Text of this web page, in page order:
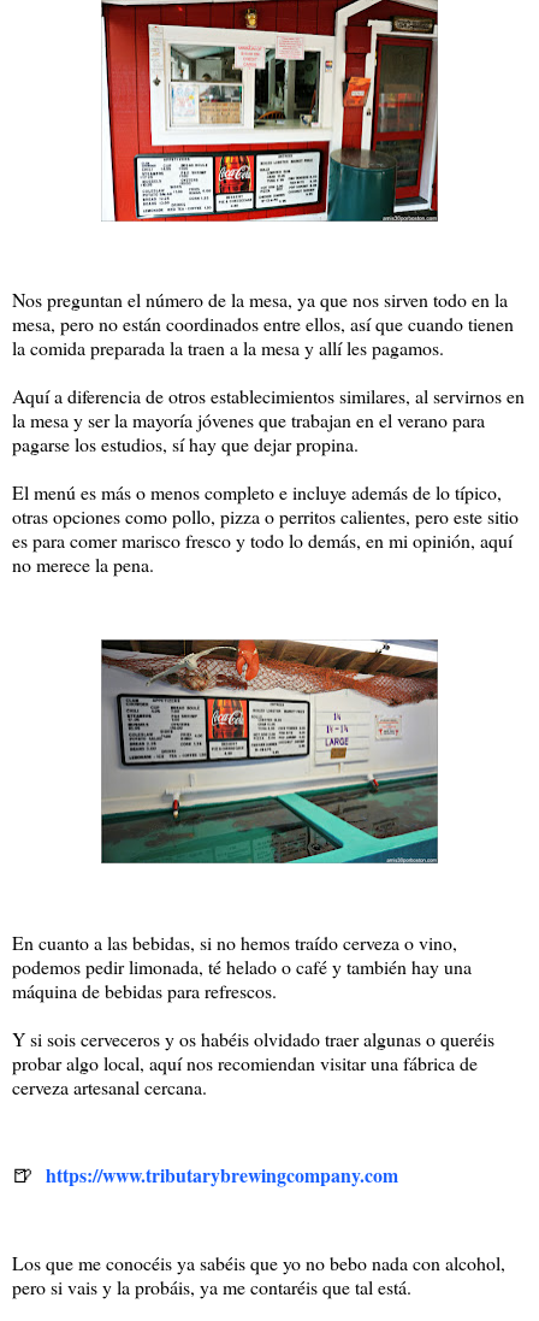
Nos preguntan el número de la mesa, ya que nos sirven todo en la
mesa, pero no están coordinados entre ellos, así que cuando tienen
la comida preparada la traen a la mesa y allí les pagamos.
Aquí a diferencia de otros establecimientos similares, al servirnos en
la mesa y ser la mayoría jóvenes que trabajan en el verano para
pagarse los estudios, sí hay que dejar propina.
El menú es más o menos completo e incluye además de lo típico,
otras opciones como pollo, pizza o perritos calientes, pero este sitio
es para comer marisco fresco y todo lo demás, en mi opinión, aquí
no merece la pena.
En cuanto a las bebidas, si no hemos traído cerveza o vino,
podemos pedir limonada, té helado o café y también hay una
máquina de bebidas para refrescos.
Y si sois cerveceros y os habéis olvidado traer algunas o queréis
probar algo local, aquí nos recomiendan visitar una fábrica de
cerveza artesanal cercana.
🍺 https://www.tributarybrewingcompany.com
Los que me conocéis ya sabéis que yo no bebo nada con alcohol,
pero si vais y la probáis, ya me contaréis que tal está.